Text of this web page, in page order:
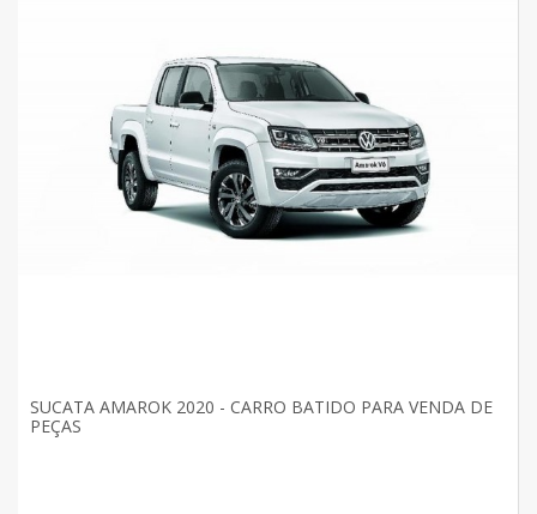
SUCATA AMAROK 2020 - CARRO BATIDO PARA VENDA DE
PEÇAS